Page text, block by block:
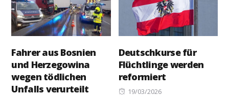
Fahrer aus Bosnien
und Herzegowina
wegen tödlichen
Unfalls verurteilt
Deutschkurse für
Flüchtlinge werden
reformiert
Posted
19/03/2026